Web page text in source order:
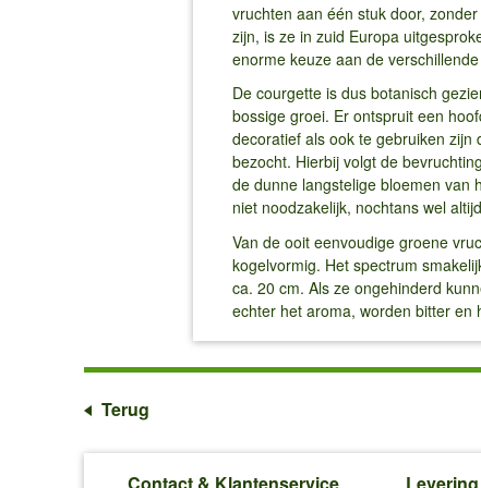
vruchten aan één stuk door,
zijn, is ze in zuid Europa
enorme keuze aan de
De courgette is dus botanisch
bossige groei. Er ontspruit een
decoratief als ook te gebruiken
bezocht. Hierbij volgt de
de dunne langstelige bloemen van
niet noodzakelijk, nochtans wel
Van de ooit eenvoudige groene
kogelvormig. Het spectrum
ca. 20 cm. Als ze ongehinderd
echter het aroma, worden bitter
Terug